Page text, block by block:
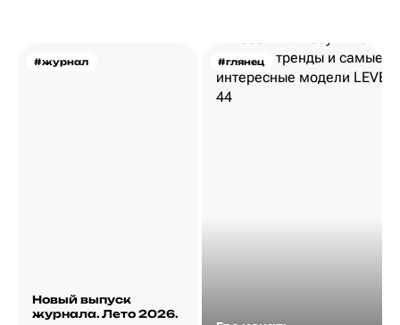
#журнал
Новый выпуск
журнала. Лето 2026.
#глянец